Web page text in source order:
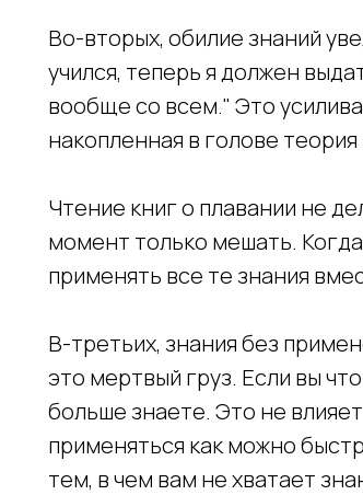
Во-вторых, обилие знаний
учился, теперь я должен
вообще со всем." Это
накопленная в голове
Чтение книг о плавании не
момент только мешать.
применять все те знания
В-третьих, знания без
это мертвый груз. Если вы
больше знаете. Это не
применяться как можно
тем, в чем вам не хватает